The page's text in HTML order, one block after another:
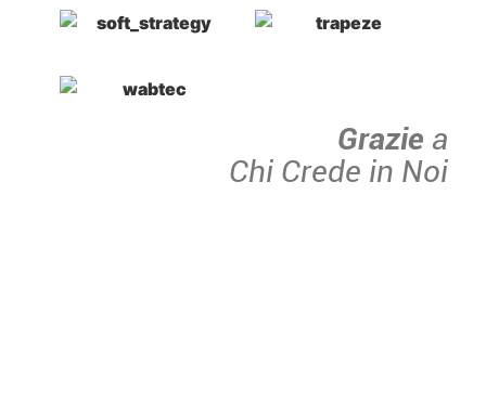
Grazie a
Chi Crede in Noi